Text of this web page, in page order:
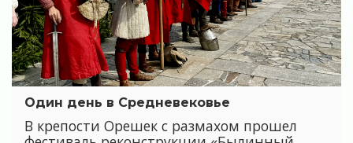
Один день в Средневековье
В крепости Орешек с размахом прошел